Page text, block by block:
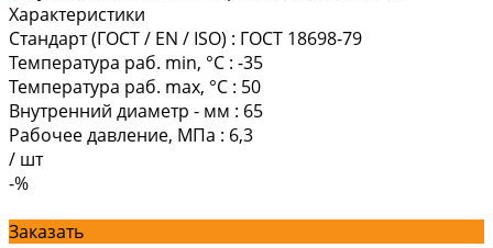
Характеристики
Стандарт (ГОСТ / EN / ISO) : ГОСТ 18698-79
Температура раб. min, °C : -35
Температура раб. max, °C : 50
Внутренний диаметр - мм : 65
Рабочее давление, МПа : 6,3
/ шт
-%
Заказать